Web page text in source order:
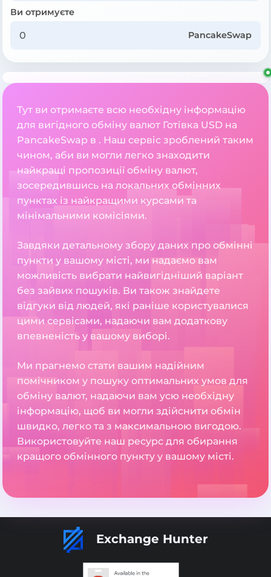
Ви отримуєте
PancakeSwap
Тут ви отримаєте всю необхідну інформацію
для вигідного обміну валют Готівка USD на
PancakeSwap в . Наш сервіс зроблений таким
чином, аби ви могли легко знаходити
найкращі пропозиції обміну валют,
зосередившись на локальних обмінних
пунктах із найкращими курсами та
мінімальними комісіями.
Завдяки детальному збору даних про обмінні
пункти у вашому місті, ми надаємо вам
можливість вибрати найвигідніший варіант
без зайвих пошуків. Ви також знайдете
відгуки від людей, які раніше користувалися
цими сервісами, надаючи вам додаткову
впевненість у вашому виборі.
Ми прагнемо стати вашим надійним
помічником у пошуку оптимальних умов для
обміну валют, надаючи вам усю необхідну
інформацію, щоб ви могли здійснити обмін
швидко, легко та з максимальною вигодою.
Використовуйте наш ресурс для обирання
кращого обмінного пункту у вашому місті.
Exchange Hunter